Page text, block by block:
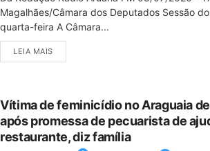
Magalhães/Câmara dos Deputados Sessão
quarta-feira A Câmara...
LEIA MAIS
Vítima de feminicídio no Araguaia
após promessa de pecuarista de
restaurante, diz família